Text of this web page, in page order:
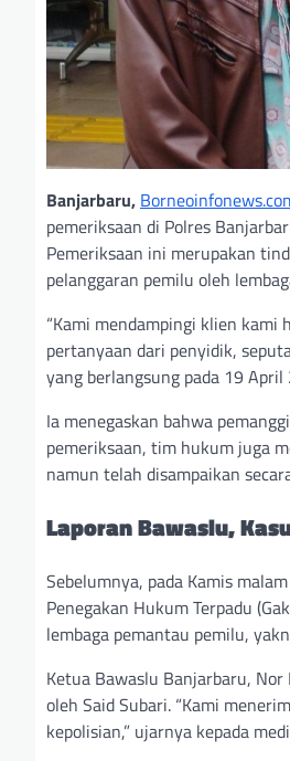
Banjarbaru,
pemeriksaan di Polres
Pemeriksaan ini merupakan
pelanggaran pemilu oleh
“Kami mendampingi klien
pertanyaan dari penyidik,
yang berlangsung pada 19
Ia menegaskan bahwa
pemeriksaan, tim hukum juga
namun telah disampaikan
Laporan Bawaslu,
Sebelumnya, pada Kamis
Penegakan Hukum Terpadu
lembaga pemantau pemilu,
Ketua Bawaslu Banjarbaru,
oleh Said Subari. “Kami
kepolisian,” ujarnya kepada